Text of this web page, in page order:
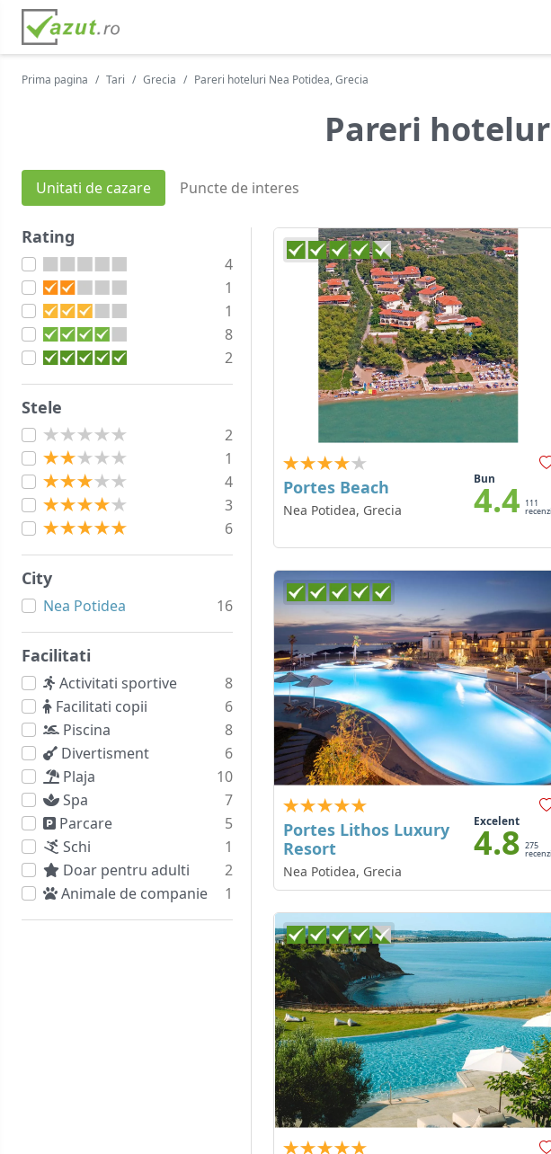
Prima pagina Tari Grecia Pareri hoteluri Nea Potidea, Grecia
Pareri
Unitati de cazare Puncte de interes
Portes Beach
Nea Potidea, Grecia
Bun
4.4 111
Portes Lithos Luxury
Resort
Nea Potidea, Grecia
Excelent
4.8 275
Rating
4
1
1
8
2
Stele
2
1
4
3
6
City
Nea Potidea 16
Facilitati
Activitati sportive
8
Facilitati copii
6
Piscina
8
Divertisment
6
Plaja
10
Spa
7
Parcare
5
Schi
1
Doar pentru adulti
2
Animale de companie
1